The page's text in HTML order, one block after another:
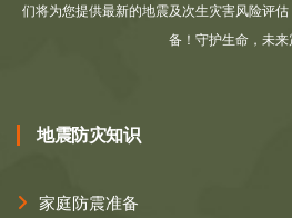
们将为您提供最新的地震及次生灾害风险评
备！守护生命，未来
地震防灾知识
家庭防震准备